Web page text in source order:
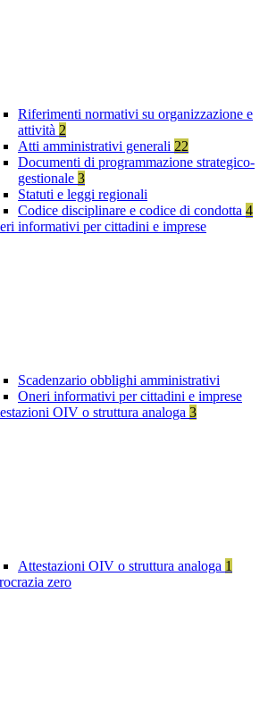
Riferimenti normativi su organizzazione e
attività 2
Atti amministrativi generali 22
Documenti di programmazione strategico-
gestionale 3
Statuti e leggi regionali
Codice disciplinare e codice di condotta 4
informativi per cittadini e imprese
Scadenzario obblighi amministrativi
Oneri informativi per cittadini e imprese
OIV o struttura analoga 3
Attestazioni OIV o struttura analoga 1
zero